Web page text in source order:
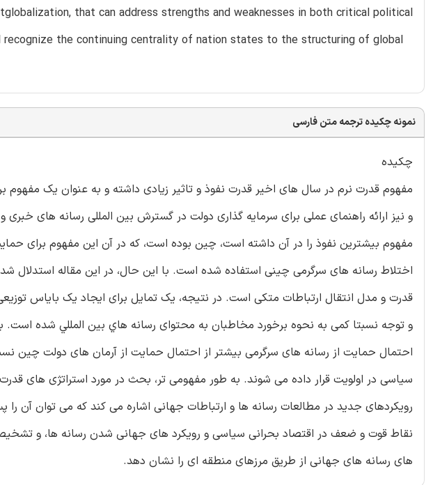
that can address strengths and weaknesses in both critical political
recognize the continuing centrality of nation states to the structuring of global
نمونه چکیده ترجمه متن فارسی
چکیده
مفهوم قدرت نرم در سال های اخیر قدرت نفوذ و تاثیر زیادی داشته و به عنوان یک مفهوم
و نیز ارائه راهنمای عملی برای سرمایه گذاری دولت در گسترش بین المللی رسانه های
مفهوم بیشترین نفوذ را در آن داشته است، چین بوده است، که در آن این مفهوم برای
اختلاط رسانه های سرگرمی چینی استفاده شده است. با این حال، در این مقاله
قدرت و مدل انتقال ارتباطات متکی است. در نتيجه، یک تمايل برای ایجاد یک بایاس
و توجه نسبتا کمی به نحوه برخورد مخاطبان به محتوای رسانه هاي بين المللي شده
احتمال حمایت از رسانه های سرگرمی بیشتر از احتمال حمایت از آرمان های دولت چین
سیاسی در اولویت قرار داده می شوند. به طور مفهومی تر، بحث در مورد استراتژی های قدرت
رویکردهای جدید در مطالعات رسانه ها و ارتباطات جهانی اشاره می کند که می توان آن
نقاط قوت و ضعف در اقتصاد بحرانی سیاسی و رویکرد های جهانی شدن رسانه ها، و
های رسانه های جهانی از طریق مرزهای منطقه ای را نشان دهد.